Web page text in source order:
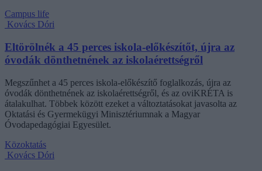
Campus life
Kovács Dóri
Eltörölnék a 45 perces iskola-előkészítőt, újra az
óvodák dönthetnének az iskolaérettségről
Megszűnhet a 45 perces iskola-előkészítő foglalkozás, újra az
óvodák dönthetnének az iskolaérettségről, és az oviKRÉTA is
átalakulhat. Többek között ezeket a változtatásokat javasolta az
Oktatási és Gyermekügyi Minisztériumnak a Magyar
Óvodapedagógiai Egyesület.
Közoktatás
Kovács Dóri